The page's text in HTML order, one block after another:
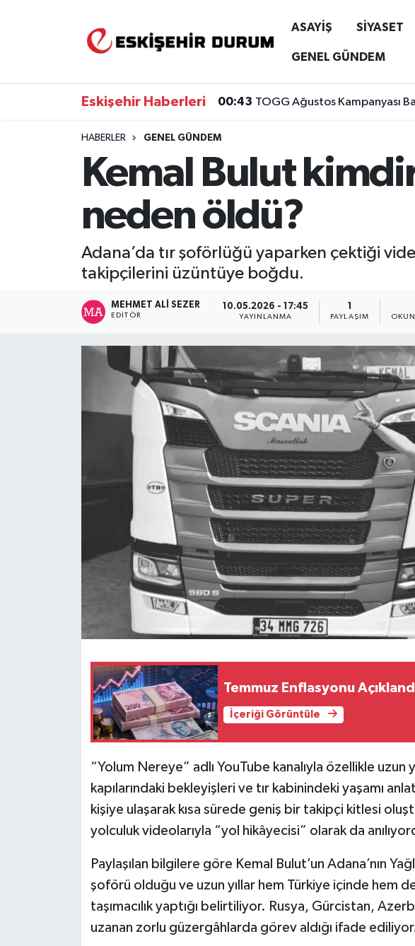
ASAYİŞ SİYASET
GENEL GÜNDEM
Eskişehir Haberleri 00:43 TOGG Ağustos Kampanyası
HABERLER GENEL GÜNDEM
Kemal Bulut
neden öldü?
Adana’da tır şoförlüğü yaparken çektiği
takipçilerini üzüntüye boğdu.
MEHMET ALI SEZER
EDITÖR
10.05.2026 - 17:45
YAYINLANMA PAYLAŞIM
Temmuz Enflasyonu
İçeriği Görüntüle
“Yolum Nereye” adlı YouTube kanalıyla özellikle uzun
kapılarındaki bekleyişleri ve tır kabinindeki yaşamı
kişiye ulaşarak kısa sürede geniş bir takipçi kitlesi
yolculuk videolarıyla “yol hikâyecisi” olarak da
Paylaşılan bilgilere göre Kemal Bulut’un Adana’nın
şoförü olduğu ve uzun yıllar hem Türkiye içinde hem
taşımacılık yaptığı belirtiliyor. Rusya, Gürcistan,
uzanan zorlu güzergâhlarda görev aldığı ifade
Eskişehir Nöbetçi Eczaneler
Eskişehir Trafik Yoğunluk Haritası
Süper Lig Puan Durumu ve Fikstür
Son Dakika Haberleri
Haber Arşivi